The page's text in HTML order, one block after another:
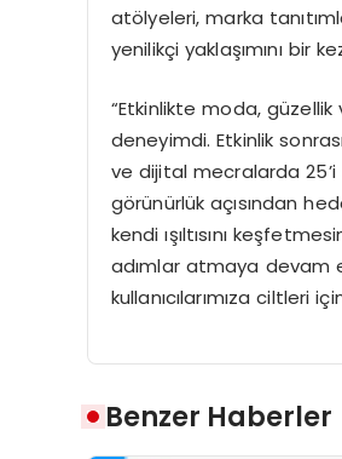
atölyeleri, marka
yenilikçi yaklaşımını bir
“Etkinlikte moda,
deneyimdi. Etkinlik
ve dijital mecralarda 25’i
görünürlük açısından
kendi ışıltısını
adımlar atmaya devam
kullanıcılarımıza ciltleri
Benzer Haberler